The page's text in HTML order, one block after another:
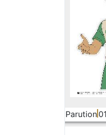
Parution